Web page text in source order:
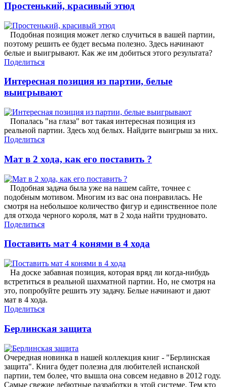
Простенький, красивый этюд
Подобная позиция может легко случиться в вашей партии,
поэтому решить ее будет весьма полезно. Здесь начинают
белые и выигрывают. Как же им добиться этого результата?
Поделиться
Интересная позиция из партии, белые
выигрывают
Попалась "на глаза" вот такая интересная позиция из
реальной партии. Здесь ход белых. Найдите выигрыш за них.
Поделиться
Мат в 2 хода, как его поставить ?
Подобная задача была уже на нашем сайте, точнее с
подобным мотивом. Многим из вас она понравилась. Не
смотря на небольшое количество фигур и единственное поле
для отхода черного короля, мат в 2 хода найти трудновато.
Поделиться
Поставить мат 4 конями в 4 хода
На доске забавная позиция, которая вряд ли когда-нибудь
встретиться в реальной шахматной партии. Но, не смотря на
это, попробуйте решить эту задачу. Белые начинают и дают
мат в 4 хода.
Поделиться
Берлинская защита
Очередная новинка в нашей коллекция книг - "Берлинская
защита". Книга будет полезна для любителей испанской
партии, тем более, что вышла она совсем недавно в 2012 году.
Самые свежие дебютные разработки в этой системе. Тем кто